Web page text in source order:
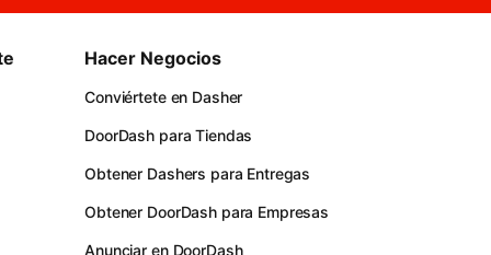
Hacer Negocios
Conviértete en Dasher
DoorDash para Tiendas
Obtener Dashers para Entregas
Obtener DoorDash para Empresas
Anunciar en DoorDash